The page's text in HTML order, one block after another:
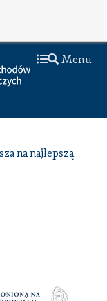
Menu
na najlepszą